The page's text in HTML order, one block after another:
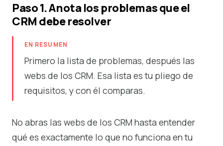
Paso 1. Anota los problemas que el
CRM debe resolver
EN RESUMEN
Primero la lista de problemas, después las
webs de los CRM. Esa lista es tu pliego de
requisitos, y con él comparas.
No abras las webs de los CRM hasta entender
qué es exactamente lo que no funciona en tu